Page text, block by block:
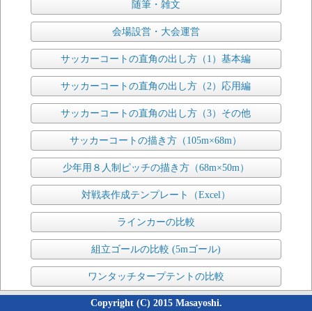
随筆・雑文
会場設営・大会運営
サッカーコートの直角の出し方（1）基本編
サッカーコートの直角の出し方（2）応用編
サッカーコートの直角の出し方（3）その他
サッカーコートの描き方（105m×68m）
少年用８人制ピッチの描き方（68m×50m）
対戦表作成テンプレート（Excel）
ラインカーの比較
組立ゴールの比較 (5mゴール)
ワンタッチタープテントの比較
Copyright (C) 2015 Masayoshi.